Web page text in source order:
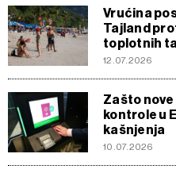
Vrućina
Tajland
toplotnih
12.07.2026
Zašto
kontrole u
kašnjenja
10.07.2026